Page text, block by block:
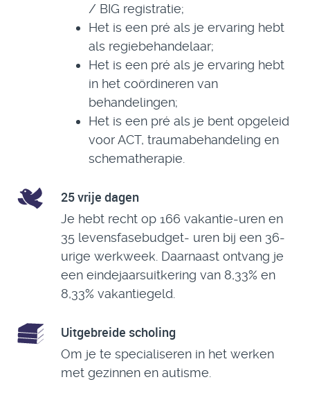
/ BIG registratie;
Het is een pré als je ervaring hebt
als regiebehandelaar;
Het is een pré als je ervaring hebt
in het coördineren van
behandelingen;
Het is een pré als je bent opgeleid
voor ACT, traumabehandeling en
schematherapie.
25 vrije dagen
Je hebt recht op 166 vakantie-uren en
35 levensfasebudget- uren bij een 36-
urige werkweek. Daarnaast ontvang je
een eindejaarsuitkering van 8,33% en
8,33% vakantiegeld.
Uitgebreide scholing
Om je te specialiseren in het werken
met gezinnen en autisme.